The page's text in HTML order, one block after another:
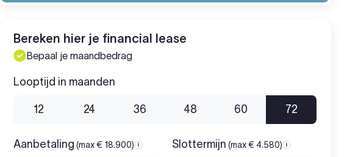
Bereken hier je financial lease
Bepaal je maandbedrag
Looptijd in maanden
12 24 36 48 60 72
Aanbetaling (max € 18.900) AanbetalingSlottermijn (max € 4.580) Slottermijn